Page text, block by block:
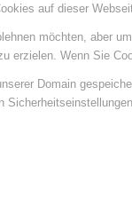
auf dieser
möchten, aber
erzielen. Wenn Sie
Domain